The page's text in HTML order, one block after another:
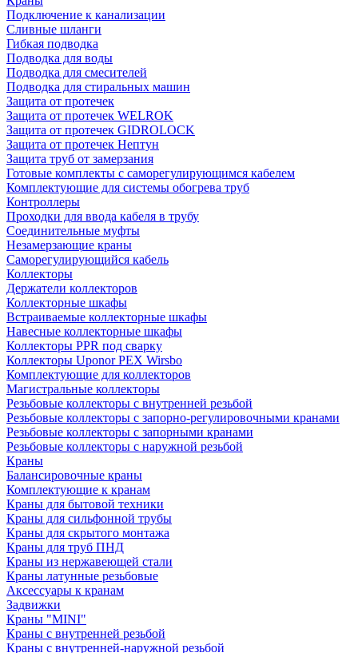
Подключение к канализации
Сливные шланги
Гибкая подводка
Подводка для воды
Подводка для смесителей
Подводка для стиральных машин
Защита от протечек
Защита от протечек WELROK
Защита от протечек GIDROLOCK
Защита от протечек Нептун
Защита труб от замерзания
Готовые комплекты с саморегулирующимся кабелем
Комплектующие для системы обогрева труб
Контроллеры
Проходки для ввода кабеля в трубу
Соединительные муфты
Незамерзающие краны
Саморегулирующийся кабель
Коллекторы
Держатели коллекторов
Коллекторные шкафы
Встраиваемые коллекторные шкафы
Навесные коллекторные шкафы
Коллекторы PPR под сварку
Коллекторы Uponor PEX Wirsbo
Комплектующие для коллекторов
Магистральные коллекторы
Резьбовые коллекторы с внутренней резьбой
Резьбовые коллекторы с запорно-регулировочными кранами
Резьбовые коллекторы с запорными кранами
Резьбовые коллекторы с наружной резьбой
Краны
Балансировочные краны
Комплектующие к кранам
Краны для бытовой техники
Краны для сильфонной трубы
Краны для скрытого монтажа
Краны для труб ПНД
Краны из нержавеющей стали
Краны латунные резьбовые
Аксессуары к кранам
Задвижки
Краны "MINI"
Краны с внутренней резьбой
Краны с внутренней-наружной резьбой